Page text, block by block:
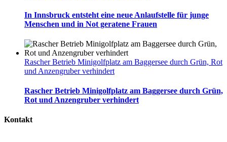
In Innsbruck entsteht eine neue Anlaufstelle für junge
Menschen und in Not geratene Frauen
Rascher Betrieb Minigolfplatz am Baggersee durch Grün, Rot
und Anzengruber verhindert
Rascher Betrieb Minigolfplatz am Baggersee durch Grün,
Rot und Anzengruber verhindert
Kontakt